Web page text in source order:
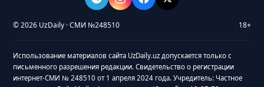
© 2026 UzDaily · СМИ №248510 18+
Использование материалов сайта UzDaily.uz допускается только с
письменного разрешения редакции. Свидетельство о регистрации
интернет-СМИ № 248510 от 1 апреля 2024 года. Учредитель: Частное